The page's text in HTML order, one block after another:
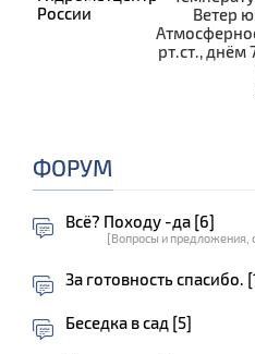
Ветер
рт.ст., днём
ФОРУМ
Всё? Походу -да [6]
[Вопросы и предложения,
За готовность спасибо.
Беседка в сад [5]